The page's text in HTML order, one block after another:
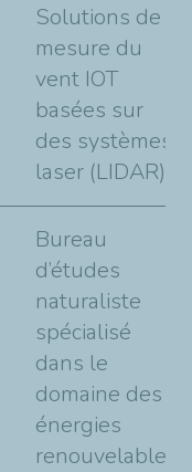
Solutions de
mesure du
vent IOT
basées sur
des systèmes
laser (LIDAR).
Bureau
d’études
naturaliste
spécialisé
dans le
domaine des
énergies
renouvelables.